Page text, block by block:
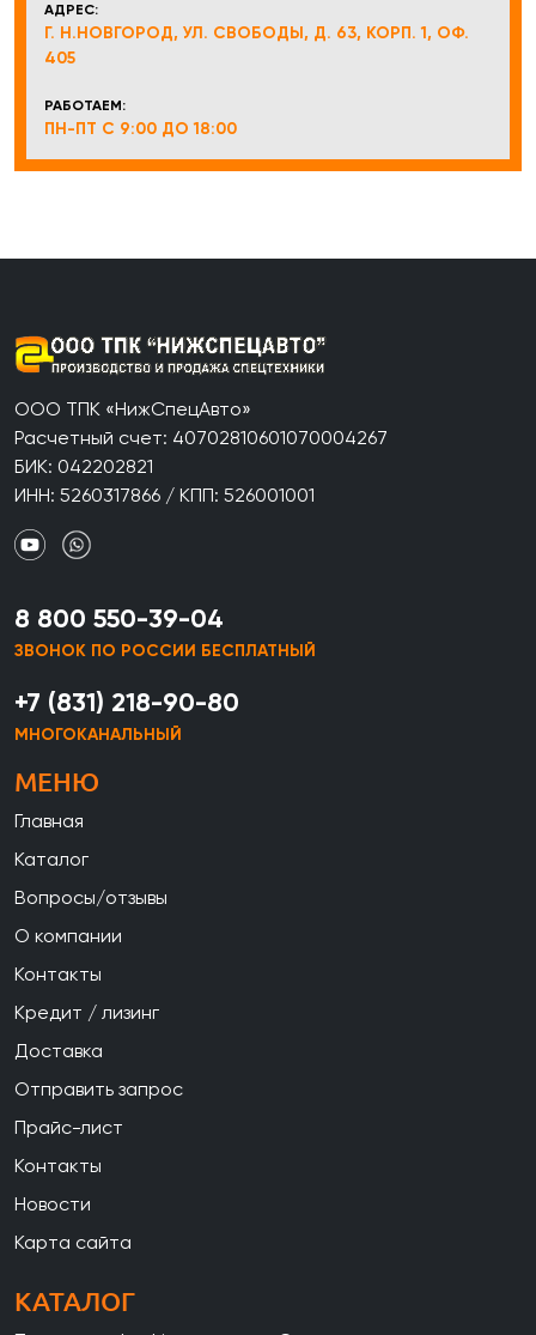
АДРЕС:
Г. Н.НОВГОРОД, УЛ. СВОБОДЫ, Д. 63, КОРП. 1, ОФ.
405
РАБОТАЕМ:
ПН-ПТ С 9:00 ДО 18:00
ООО ТПК «НижСпецАвто»
Расчетный счет: 40702810601070004267
БИК: 042202821
ИНН: 5260317866 / КПП: 526001001
8 800 550-39-04
ЗВОНОК ПО РОССИИ БЕСПЛАТНЫЙ
+7 (831) 218-90-80
МНОГОКАНАЛЬНЫЙ
МЕНЮ
Главная
Каталог
Вопросы/отзывы
О компании
Контакты
Кредит / лизинг
Доставка
Отправить запрос
Прайс-лист
Контакты
Новости
Карта сайта
КАТАЛОГ